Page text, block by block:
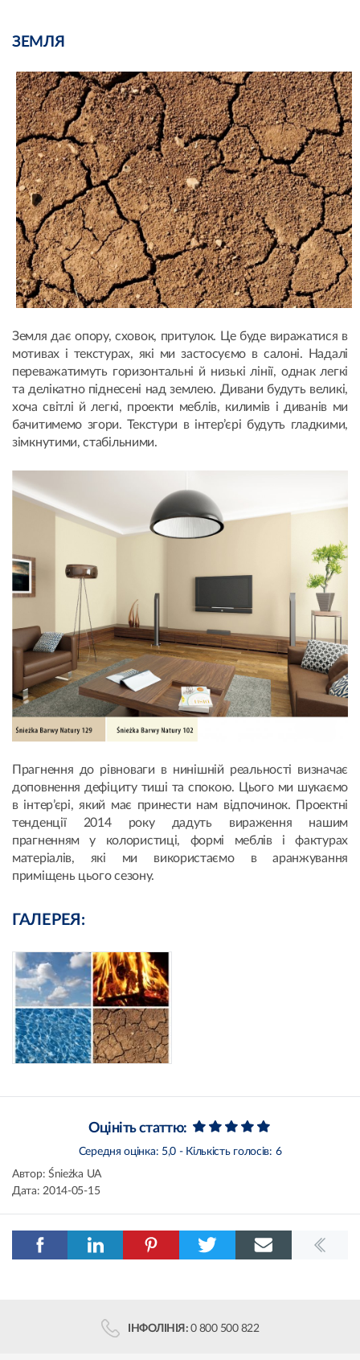
ЗЕМЛЯ
Земля дає опору, сховок, притулок. Це буде виражатися в
мотивах і текстурах, які ми застосуємо в салоні. Надалі
переважатимуть горизонтальні й низькі лінії, однак легкі
та делікатно піднесені над землею. Дивани будуть великі,
хоча світлі й легкі, проекти меблів, килимів і диванів ми
бачитимемо згори. Текстури в інтер’єрі будуть гладкими,
зімкнутими, стабільними.
Прагнення до рівноваги в нинішній реальності визначає
доповнення дефіциту тиші та спокою. Цього ми шукаємо
в інтер’єрі, який має принести нам відпочинок. Проектні
тенденції 2014 року дадуть вираження нашим
прагненням у колористиці, формі меблів і фактурах
матеріалів, які ми використаємо в аранжування
приміщень цього сезону.
ГАЛЕРЕЯ:
Оцініть статтю:
Середня оцінка: 5,0 - Кількість голосів: 6
Автор: Śnieżka UA
Дата:2014-05-15
ІНФОЛІНІЯ: 0 800 500 822